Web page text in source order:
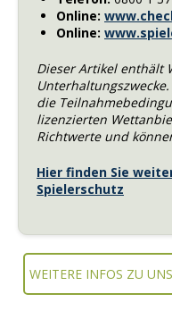
Online:
Online:
Dieser Artikel enthält
die
lizenzierten
Richtwerte und
Hier finden Sie
Spielerschutz
WEITERE INFOS ZU